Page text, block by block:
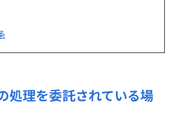
処理を委託されている場